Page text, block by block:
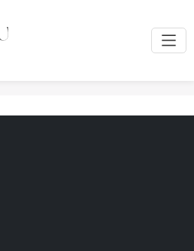
productos que coincidan con